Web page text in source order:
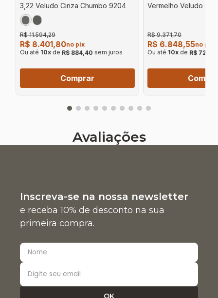
3,22 Veludo Cinza Chumbo 9204
R$ 11.594,29
R$ 8.401,80no pix
Ou até 10xde R$ 884,40 sem juros
Comprar
Vermelho Veludo
R$ 9.371,70
R$ 6.848,55no pix
Ou até 10xde R$
Avaliações
Inscreva-se na nossa newsletter
e receba 10% de desconto na sua
primeira compra.